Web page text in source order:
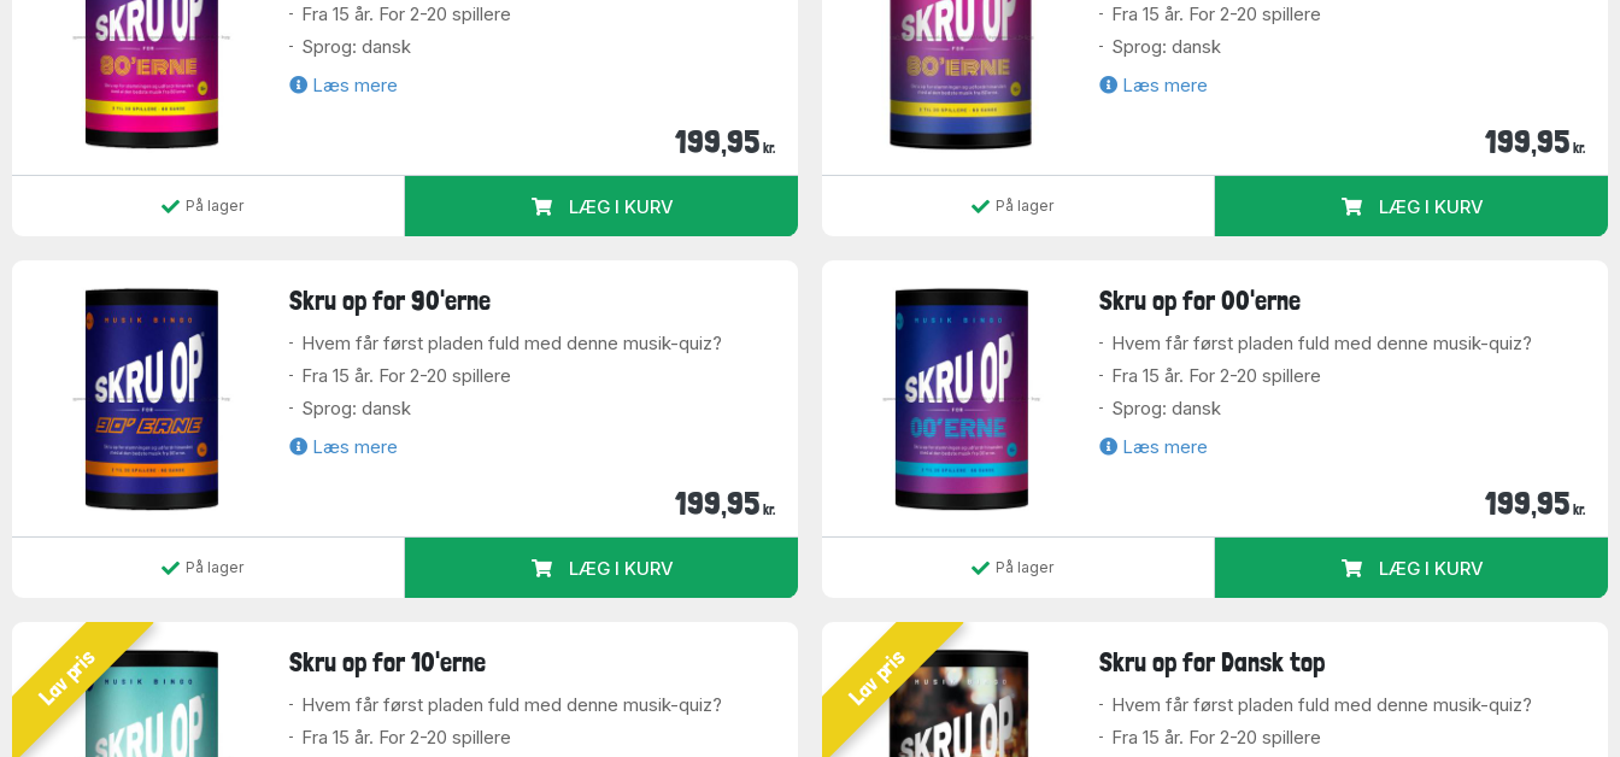
Fra 15 år. For 2-20 spillere
Sprog: dansk
Læs mere
199,95 kr.
På lager LÆG I KURV
Fra 15 år. For 2-20 spillere
Sprog: dansk
Læs mere
199,95 kr.
På lager LÆG I KURV
Skru op for 90'erne
Hvem får først pladen fuld med denne musik-quiz?
Fra 15 år. For 2-20 spillere
Sprog: dansk
Læs mere
199,95 kr.
På lager LÆG I KURV
Skru op for 00'erne
Hvem får først pladen fuld med denne musik-quiz?
Fra 15 år. For 2-20 spillere
Sprog: dansk
Læs mere
199,95 kr.
På lager LÆG I KURV
Lav pris Skru op for 10'erne
Hvem får først pladen fuld med denne musik-quiz?
Fra 15 år. For 2-20 spillere
Lav pris Skru op for Dansk top
Hvem får først pladen fuld med denne musik-quiz?
Fra 15 år. For 2-20 spillere